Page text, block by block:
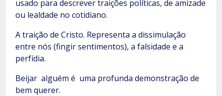
usado para descrever traições políticas, de amizade
ou lealdade no cotidiano.
A traição de Cristo. Representa a dissimulação
entre nós (fingir sentimentos), a falsidade e a
perfídia.
Beijar alguém é uma profunda demonstração de
bem querer.